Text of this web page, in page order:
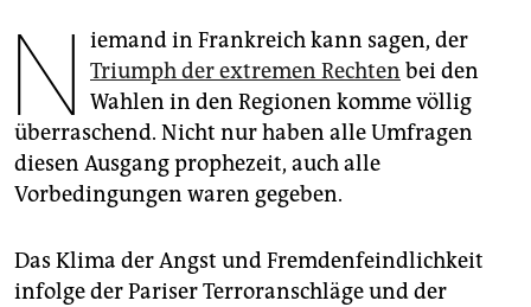
abo
genossenschaft
epaper login
N iemand in Frankreich kann sagen, der
Triumph der extremen Rechten bei den
Wahlen in den Regionen komme völlig
überraschend. Nicht nur haben alle Umfragen
diesen Ausgang prophezeit, auch alle
Vorbedingungen waren gegeben.
Das Klima der Angst und Fremdenfeindlichkeit
infolge der Pariser Terroranschläge und der